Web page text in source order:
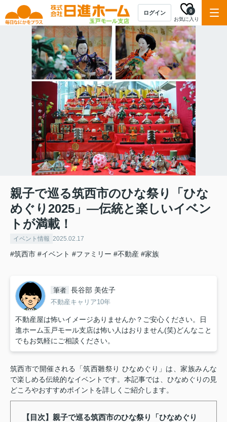
ログイン
お気に入り
0
親子で巡る筑西市のひな祭り「ひな
めぐり2025」—伝統と楽しいイベン
トが満載！
イベント情報 2025.02.17
#筑西市 #イベント #ファミリー #不動産 #家族
筆者 長谷部 美佐子
不動産キャリア10年
不動産屋は怖いイメージありませんか？ご安心ください。日
進ホーム玉戸モール支店は怖い人はおりません(笑)どんなこと
でもお気軽にご相談ください。
筑西市で開催される「筑西雛祭り ひなめぐり」は、家族みんな
で楽しめる伝統的なイベントです。本記事では、ひなめぐりの見
どころやおすすめポイントを詳しくご紹介します。
【目次】親子で巡る筑西市のひな祭り「ひなめぐり